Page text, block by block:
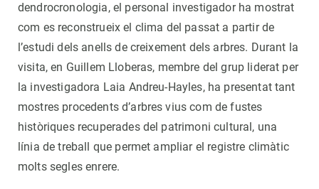
dendrocronologia, el personal investigador ha mostrat
com es reconstrueix el clima del passat a partir de
l’estudi dels anells de creixement dels arbres. Durant la
visita, en Guillem Lloberas, membre del grup liderat per
la investigadora Laia Andreu-Hayles, ha presentat tant
mostres procedents d’arbres vius com de fustes
històriques recuperades del patrimoni cultural, una
línia de treball que permet ampliar el registre climàtic
molts segles enrere.